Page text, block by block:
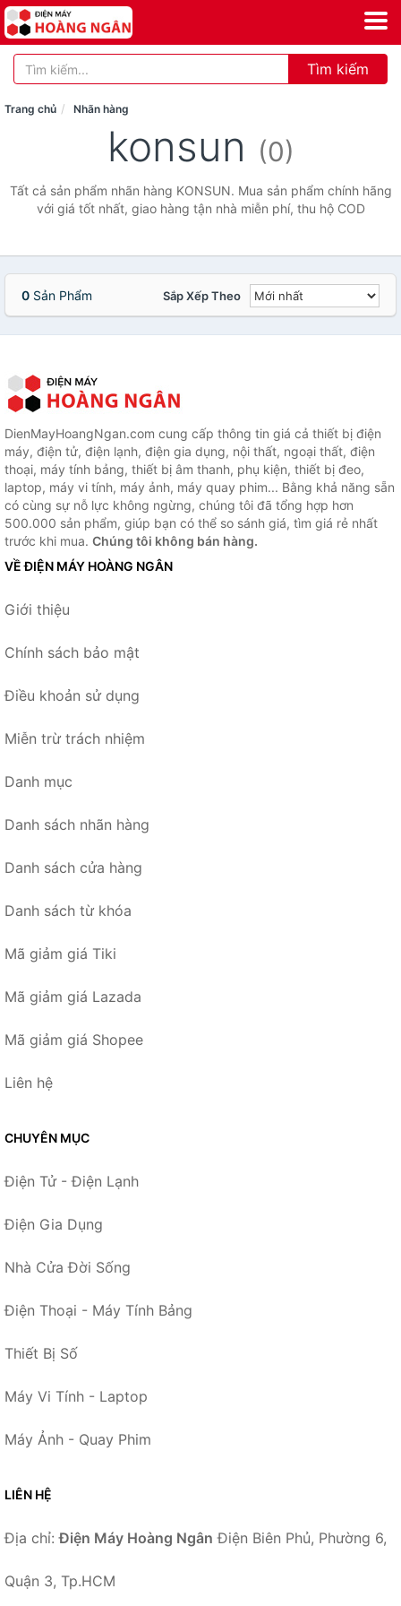
Tìm kiếm
Trang chủ Nhãn hàng
konsun (0)
Tất cả sản phẩm nhãn hàng KONSUN. Mua sản phẩm chính hãng
với giá tốt nhất, giao hàng tận nhà miễn phí, thu hộ COD
0 Sản Phẩm Sắp Xếp Theo
DienMayHoangNgan.com cung cấp thông tin giá cả thiết bị điện
máy, điện tử, điện lạnh, điện gia dụng, nội thất, ngoại thất, điện
thoại, máy tính bảng, thiết bị âm thanh, phụ kiện, thiết bị đeo,
laptop, máy vi tính, máy ảnh, máy quay phim... Bằng khả năng sẵn
có cùng sự nỗ lực không ngừng, chúng tôi đã tổng hợp hơn
500.000 sản phẩm, giúp bạn có thể so sánh giá, tìm giá rẻ nhất
trước khi mua. Chúng tôi không bán hàng.
VỀ ĐIỆN MÁY HOÀNG NGÂN
Giới thiệu
Chính sách bảo mật
Điều khoản sử dụng
Miễn trừ trách nhiệm
Danh mục
Danh sách nhãn hàng
Danh sách cửa hàng
Danh sách từ khóa
Mã giảm giá Tiki
Mã giảm giá Lazada
Mã giảm giá Shopee
Liên hệ
CHUYÊN MỤC
Điện Tử - Điện Lạnh
Điện Gia Dụng
Nhà Cửa Đời Sống
Điện Thoại - Máy Tính Bảng
Thiết Bị Số
Máy Vi Tính - Laptop
Máy Ảnh - Quay Phim
LIÊN HỆ
Địa chỉ:Điện Máy Hoàng Ngân Điện Biên Phủ, Phường 6,
Quận 3, Tp.HCM